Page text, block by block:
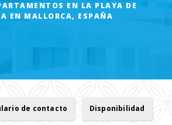
EN LA PLAYA DE
EN MALLORCA, ESPAÑA
de contacto Disponibilidad